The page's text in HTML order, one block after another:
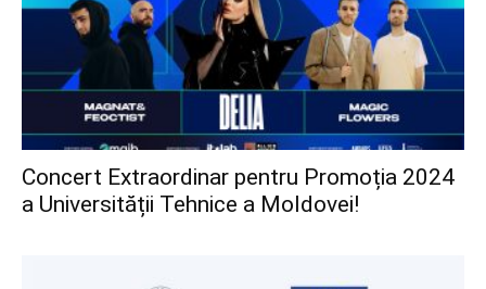
Concert Extraordinar pentru Promoția 2024
a Universității Tehnice a Moldovei!